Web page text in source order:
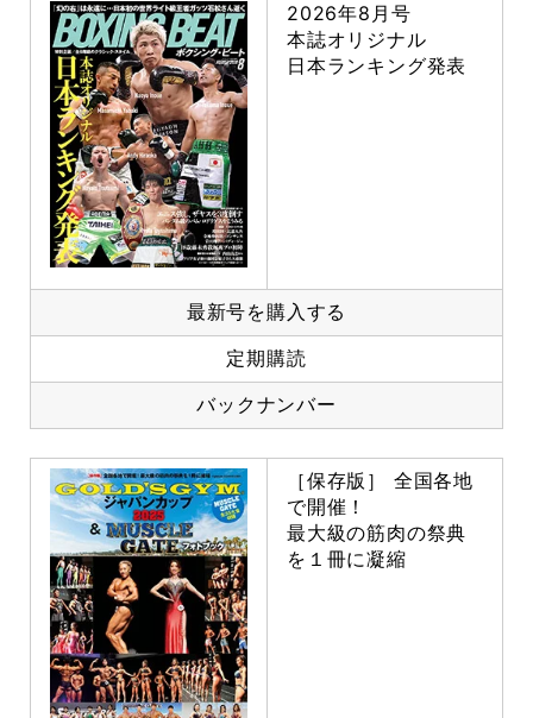
2026年8月号
本誌オリジナル
日本ランキング発表
最新号を購入する
定期購読
バックナンバー
［保存版］ 全国各地
で開催！
最大級の筋肉の祭典
を１冊に凝縮